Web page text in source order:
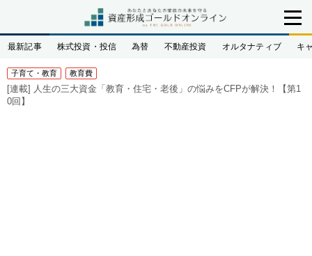
最新記事 株式投資・投信 為替 不動産投資 オルタナティブ キ
子育て・教育 教育費
[連載] 人生の三大資金「教育・住宅・老後」の悩みをCFPが解決！【第1
0回】